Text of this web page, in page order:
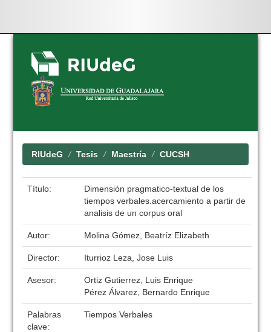
Skip
navigation
RIUdeG Tesis Maestría CUCSH
Título:
Dimensión pragmatico-textual de los
tiempos verbales.acercamiento a partir de
analisis de un corpus oral
Autor: Molina Gómez, Beatríz Elizabeth
Director: Iturrioz Leza, Jose Luis
Asesor:
Ortiz Gutierrez, Luis Enrique
Pérez Álvarez, Bernardo Enrique
Palabras
clave:
Tiempos Verbales